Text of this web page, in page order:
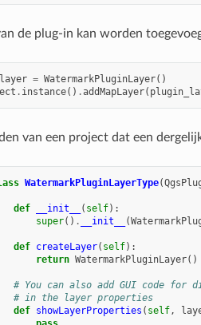
de plug-in kan worden
= WatermarkPluginLayer()
. instance() .addMapLayer(
van een project dat een
WatermarkPluginLayerType(
def __init__ ( self):
super() . __init__ (
def createLayer( self):
return WatermarkPluginLayer()
# You can also add GUI code for
# in the layer properties
def showLayerProperties ( self,